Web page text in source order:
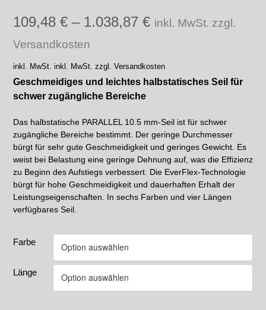
109,48 € – 1.038,87 € inkl. MwSt. zzgl.
Versandkosten
inkl. MwSt. inkl. MwSt. zzgl. Versandkosten
Geschmeidiges und leichtes halbstatisches Seil für
schwer zugängliche Bereiche
Das halbstatische PARALLEL 10.5 mm-Seil ist für schwer
zugängliche Bereiche bestimmt. Der geringe Durchmesser
bürgt für sehr gute Geschmeidigkeit und geringes Gewicht. Es
weist bei Belastung eine geringe Dehnung auf, was die Effizienz
zu Beginn des Aufstiegs verbessert. Die EverFlex-Technologie
bürgt für hohe Geschmeidigkeit und dauerhaften Erhalt der
Leistungseigenschaften. In sechs Farben und vier Längen
verfügbares Seil.
Farbe
Länge